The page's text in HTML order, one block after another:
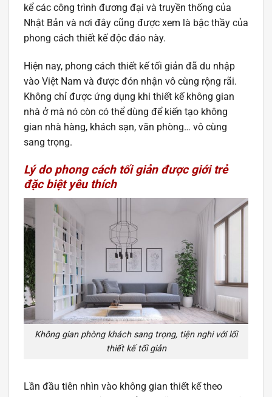
kể các công trình đương đại và truyền thống của
Nhật Bản và nơi đây cũng được xem là bậc thầy của
phong cách thiết kế độc đáo này.
Hiện nay, phong cách thiết kế tối giản đã du nhập
vào Việt Nam và được đón nhận vô cùng rộng rãi.
Không chỉ được ứng dụng khi thiết kế không gian
nhà ở mà nó còn có thể dùng để kiến tạo không
gian nhà hàng, khách sạn, văn phòng… vô cùng
sang trọng.
Lý do phong cách tối giản được giới trẻ
đặc biệt yêu thích
Không gian phòng khách sang trọng, tiện nghi với lối
thiết kế tối giản
Lần đầu tiên nhìn vào không gian thiết kế theo